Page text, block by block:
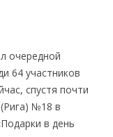
очередной
64 участников
спустя почти
№18 в
в день